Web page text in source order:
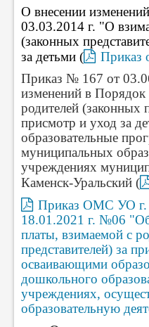
О внесении
03.03.2014 г. "О
(законных
за детьми (
Приказ
Приказ № 167 от
изменений в Порядок
родителей (законных
присмотр и уход за
образовательные
муниципальных
учреждениях
Каменск-Уральский (
Приказ ОМС УО г.
18.01.2021 г. №06 "Об
платы, взимаемой с
представителей) за
осваивающими
дошкольного
учреждениях,
образовательную